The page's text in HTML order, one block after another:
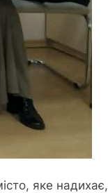
яке надихає,